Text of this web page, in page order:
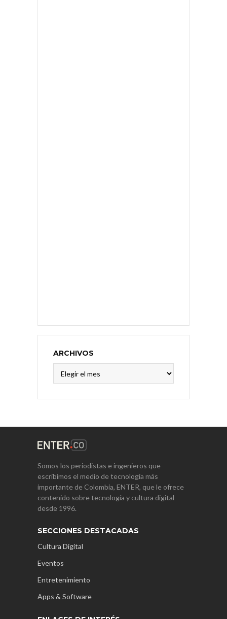
ARCHIVOS
Somos los periodistas e ingenieros que
escribimos el medio de tecnología más
importante de Colombia, ENTER, que le ofrece
contenido sobre tecnología y cultura digital
desde 1996.
SECCIONES DESTACADAS
Cultura Digital
Eventos
Entretenimiento
Apps & Software